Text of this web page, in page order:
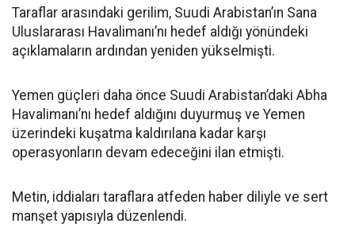
Taraflar arasındaki gerilim, Suudi Arabistan’ın Sana
Uluslararası Havalimanı’nı hedef aldığı yönündeki
açıklamaların ardından yeniden yükselmişti.
Yemen güçleri daha önce Suudi Arabistan’daki Abha
Havalimanı’nı hedef aldığını duyurmuş ve Yemen
üzerindeki kuşatma kaldırılana kadar karşı
operasyonların devam edeceğini ilan etmişti.
Metin, iddiaları taraflara atfeden haber diliyle ve sert
manşet yapısıyla düzenlendi.